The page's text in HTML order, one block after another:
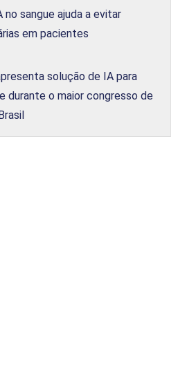
no sangue ajuda a evitar
em pacientes
solução de IA para
durante o maior congresso de